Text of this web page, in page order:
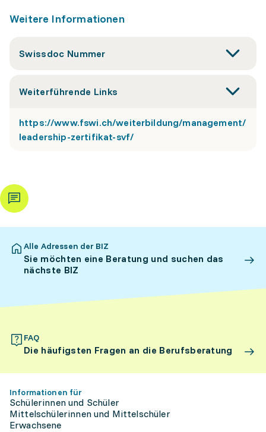
Weitere Informationen
Swissdoc Nummer
Weiterführende Links
https://www.fswi.ch/weiterbildung/management/
leadership-zertifikat-svf/
Alle Adressen der BIZ
Sie möchten eine Beratung und suchen das
nächste BIZ
FAQ
Die häufigsten Fragen an die Berufsberatung
Informationen für
Schülerinnen und Schüler
Mittelschülerinnen und Mittelschüler
Erwachsene